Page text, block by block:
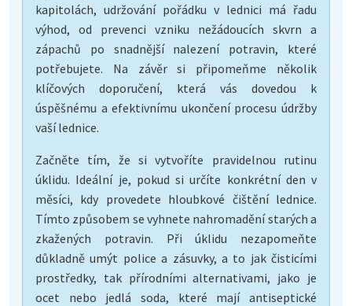
kapitolách, udržování pořádku v lednici má řadu
výhod, od prevenci vzniku nežádoucích skvrn a
zápachů po snadnější nalezení potravin, které
potřebujete. Na závěr si připomeňme několik
klíčových doporučení, která vás dovedou k
úspěšnému a efektivnímu ukončení procesu údržby
vaší lednice.
Začněte tím, že si vytvoříte pravidelnou rutinu
úklidu. Ideální je, pokud si určíte konkrétní den v
měsíci, kdy provedete hloubkové čištění lednice.
Tímto způsobem se vyhnete nahromadění starých a
zkažených potravin. Při úklidu nezapomeňte
důkladně umýt police a zásuvky, a to jak čisticími
prostředky, tak přírodními alternativami, jako je
ocet nebo jedlá soda, které mají antiseptické